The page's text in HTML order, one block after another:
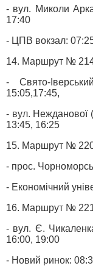
- вул. Миколи
17:40
- ЦПВ вокзал:
14. Маршрут №
- Свято-
15:05,17:45,
- вул. Нежданової
13:45, 16:25
15. Маршрут №
- прос.
- Економічний
16. Маршрут №
- вул. Є.
16:00, 19:00
- Новий ринок: